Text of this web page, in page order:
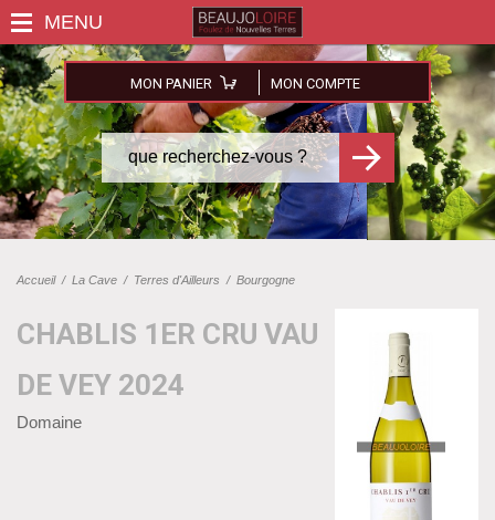
MON PANIER MON COMPTE
Accueil/ La Cave / Terres d'Ailleurs / Bourgogne
CHABLIS 1ER CRU VAU
DE VEY 2024
Domaine